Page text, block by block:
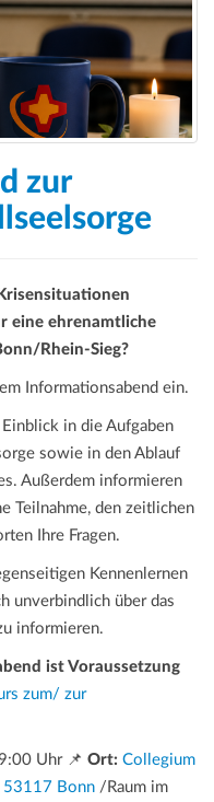
a
t
i
n
zur
eine ehrenamtliche
Rhein-Sieg?
Informationsabend ein.
in die Aufgaben
sowie in den Ablauf
Außerdem informieren
Teilnahme, den zeitlichen
Ihre Fragen.
Kennenlernen
unverbindlich über das
informieren.
ist Voraussetzung
zum/ zur
Uhr 📌 Ort: Collegium
53117 Bonn /Raum im